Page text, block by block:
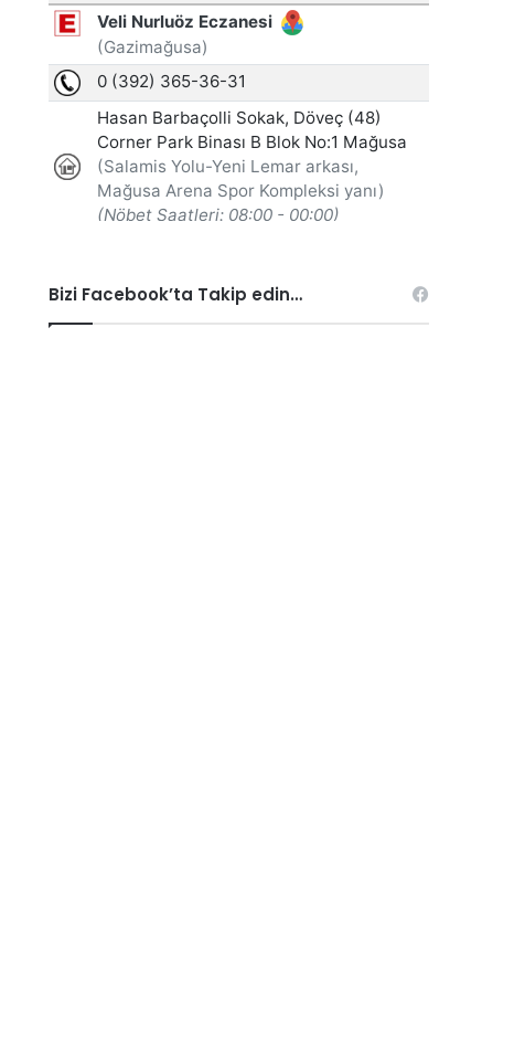
Bizi Facebook’ta Takip edin…